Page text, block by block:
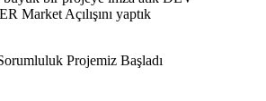
Market Açılışını yaptık